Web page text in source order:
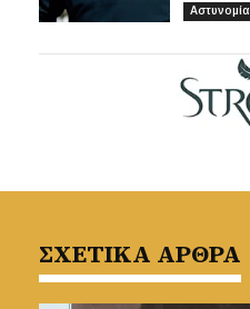
Αστυνομία
ΣΧΕΤΙΚΑ ΑΡΘΡΑ